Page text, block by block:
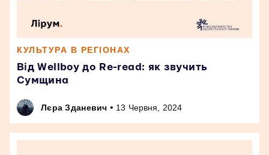
КУЛЬТУРА В РЕГІОНАХ
Від Wellboy до Re-read: як звучить
Сумщина
Лєра Зданевич • 13 Червня, 2024